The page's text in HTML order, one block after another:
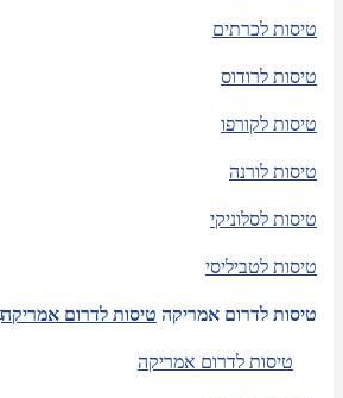
טיסות לכרתים
טיסות לרודוס
טיסות לקורפו
טיסות לורנה
טיסות לסלוניקי
טיסות לטביליסי
טיסות לדרום אמריקה טיסות לדרום אמריקה
טיסות לדרום אמריקה